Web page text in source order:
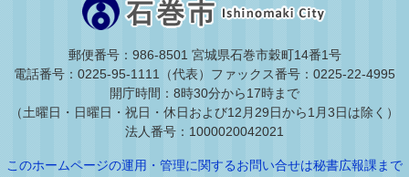
郵便番号：986-8501 宮城県石巻市穀町14番1号
電話番号：0225-95-1111（代表） ファックス番号：0225-22-4995
開庁時間：8時30分から17時まで
（土曜日・日曜日・祝日・休日および12月29日から1月3日は除く）
法人番号：1000020042021
このホームページの運用・管理に関するお問い合せは秘書広報課まで